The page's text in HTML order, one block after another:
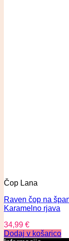
Čop Lana
Raven čop na
Karamelno rjava
34,99 €
Dodaj v košarico